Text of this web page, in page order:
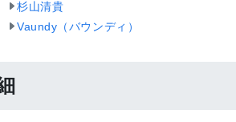
杉山清貴
Vaundy（バウンディ）